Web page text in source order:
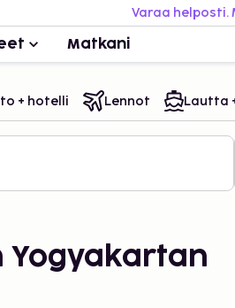
Varaa helposti.
Matkani
+ hotelli Lennot Lautta
Yogyakartan